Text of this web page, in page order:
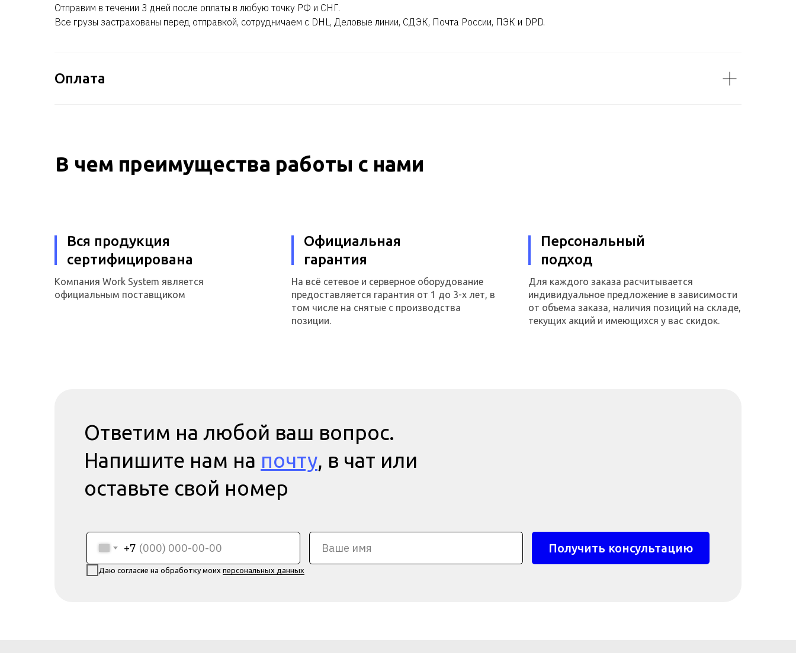
Отправим в течении 3 дней после оплаты в любую точку РФ и СНГ.
Все грузы застрахованы перед отправкой, сотрудничаем с DHL, Деловые линии, СДЭК, Почта России, ПЭК и DPD.
Оплата
В чем преимущества работы с нами
Вся продукция
сертифицирована
Компания Work System является
официальным поставщиком
Официальная
гарантия
На всё сетевое и серверное оборудование
предоставляется гарантия от 1 до 3-х лет, в
том числе на снятые с производства
позиции.
Персональный
подход
Для каждого заказа расчитывается
индивидуальное предложение в зависимости
от объема заказа, наличия позиций на складе,
текущих акций и имеющихся у вас скидок.
Ответим на любой ваш вопрос.
Напишите нам на почту, в чат или
оставьте свой номер
+7
Даю согласие на обработку моих персональных данных
Получить консультацию